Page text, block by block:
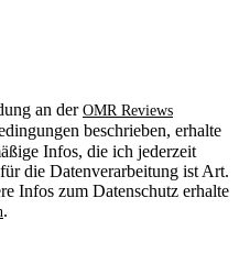
an derOMR Reviews
beschrieben, erhalte
Infos, die ich jederzeit
die Datenverarbeitung ist Art.
Infos zum Datenschutz erhalte
.